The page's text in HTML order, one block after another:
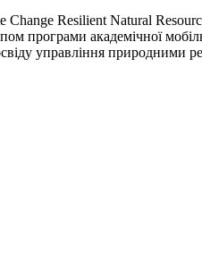
Resilient Natural
програми академічної
управління природними